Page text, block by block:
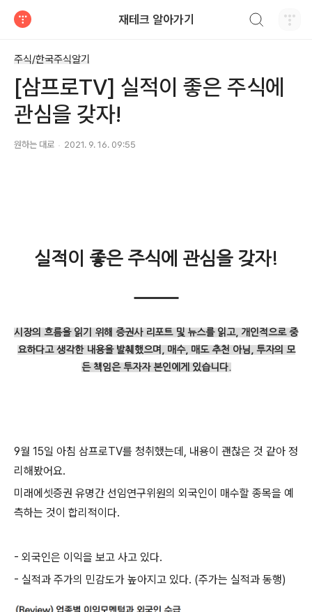
재테크 알아가기
주식/한국주식알기
[삼프로TV] 실적이 좋은 주식에
관심을 갖자!
원하는 대로 2021. 9. 16. 09:55
실적이 좋은 주식에 관심을 갖자!
시장의 흐름을 읽기 위해 증권사 리포트 및 뉴스를 읽고, 개인적으로 중
요하다고 생각한 내용을 발췌했으며, 매수, 매도 추천 아님, 투자의 모
든 책임은 투자자 본인에게 있습니다.
9월 15일 아침 삼프로TV를 청취했는데, 내용이 괜찮은 것 같아 정
리해봤어요.
미래에셋증권 유명간 선임연구위원의 외국인이 매수할 종목을 예
측하는 것이 합리적이다.
- 외국인은 이익을 보고 사고 있다.
- 실적과 주가의 민감도가 높아지고 있다. (주가는 실적과 동행)